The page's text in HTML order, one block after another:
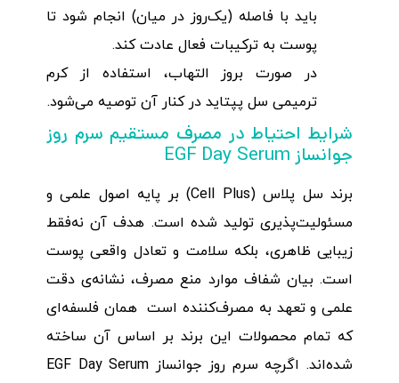
باید با فاصله (یک‌روز در میان) انجام شود تا
پوست به ترکیبات فعال عادت کند.
در صورت بروز التهاب، استفاده از کرم
ترمیمی سل پپتاید در کنار آن توصیه می‌شود.
شرایط احتیاط در مصرف مستقیم سرم روز
جوانساز EGF Day Serum
برند سل پلاس (Cell Plus) بر پایه اصول علمی و
مسئولیت‌پذیری تولید شده است. هدف آن نه‌فقط
زیبایی ظاهری، بلکه سلامت و تعادل واقعی پوست
است. بیان شفاف موارد منع مصرف، نشانه‌ی دقت
علمی و تعهد به مصرف‌کننده است همان فلسفه‌ای
که تمام محصولات این برند بر اساس آن ساخته
شده‌اند. اگرچه سرم روز جوانساز EGF Day Serum